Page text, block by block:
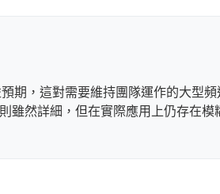
期，這對需要維持團隊運作的大型
雖然詳細，但在實際應用上仍存在模